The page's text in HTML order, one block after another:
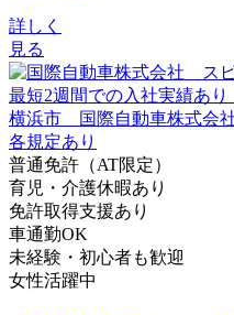
詳しく
見る
普通免許（AT限定）
育児・介護休暇あり
免許取得支援あり
車通勤OK
未経験・初心者も歓迎
女性活躍中